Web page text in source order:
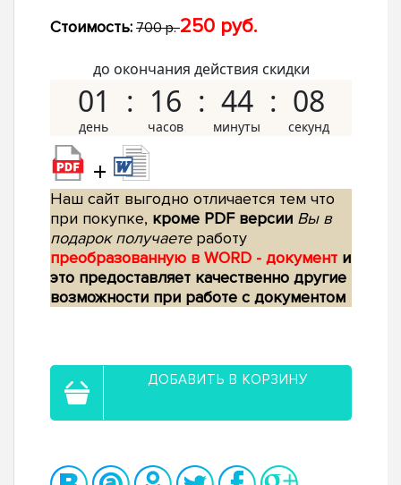
Стоимость: 700 р.250 руб.
до окончания действия скидки
01 16 44 07
+
Наш сайт выгодно отличается тем что
при покупке, кроме PDF версии Вы в
подарок получаетеработу
преобразованную в WORD - документ и
это предоставляет качественно другие
возможности при работе с документом
ДОБАВИТЬ В КОРЗИНУ